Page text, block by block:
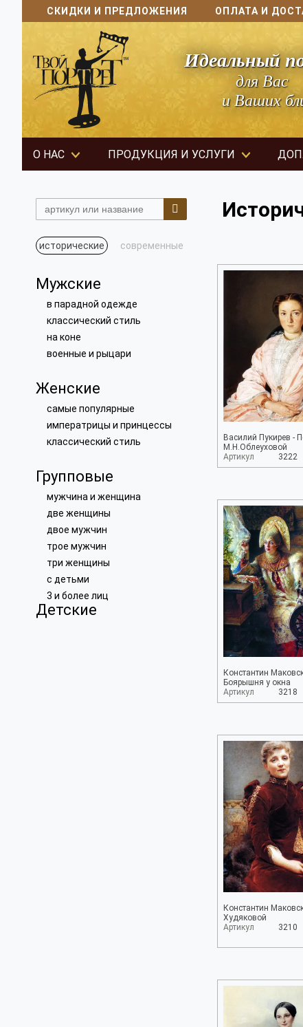
СКИДКИ И ПРЕДЛОЖЕНИЯ ОПЛАТА И
Идеальный
для Вас
и Ваших
О НАС ПРОДУКЦИЯ И УСЛУГИ
исторические современные
Мужские
в парадной одежде
классический стиль
на коне
военные и рыцари
Женские
самые популярные
императрицы и принцессы
классический стиль
Групповые
мужчина и женщина
две женщины
двое мужчин
трое мужчин
три женщины
с детьми
3 и более лиц
Детские
Василий Пукирев -
М.Н.Облеуховой
Артикул
3222
Константин
Боярышня у окна
Артикул
3218
Константин
Худяковой
Артикул
3210